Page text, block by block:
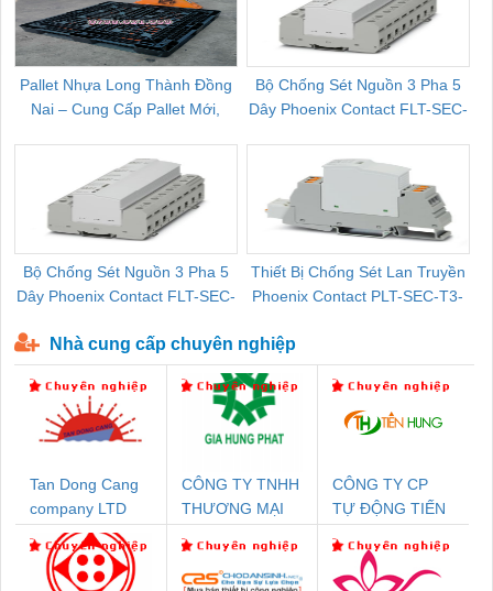
Pallet Nhựa Long Thành Đồng
Nai – Cung Cấp Pallet Mới,
Bộ Chống Sét Nguồn 3 Pha 5
Dây Phoenix Contact FLT-SEC-
Bộ Chống Sét Nguồn 3 Pha 5
Dây Phoenix Contact FLT-SEC-
Thiết Bị Chống Sét Lan Truyền
Phoenix Contact PLT-SEC-T3-
Nhà cung cấp chuyên nghiệp
Tan Dong Cang
company LTD
CÔNG TY TNHH
THƯƠNG MẠI
THUẬT ĐIỆN CƠ
GIA HƯNG
CÔNG TY CP
TỰ ĐỘNG TIẾN